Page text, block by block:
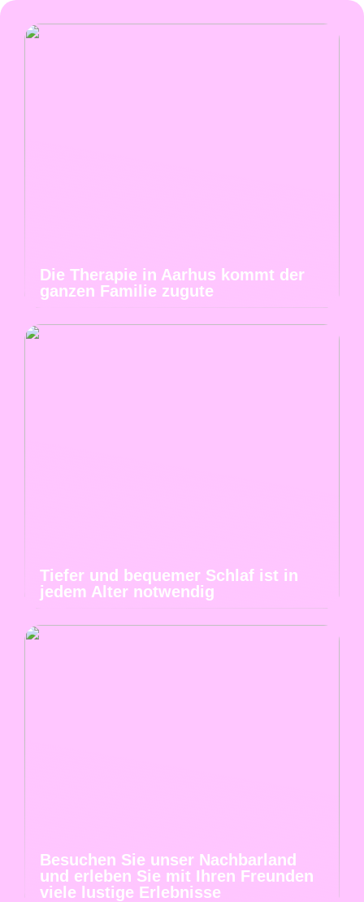
Die Therapie in Aarhus kommt der
ganzen Familie zugute
Tiefer und bequemer Schlaf ist in
jedem Alter notwendig
Besuchen Sie unser Nachbarland
und erleben Sie mit Ihren Freunden
viele lustige Erlebnisse